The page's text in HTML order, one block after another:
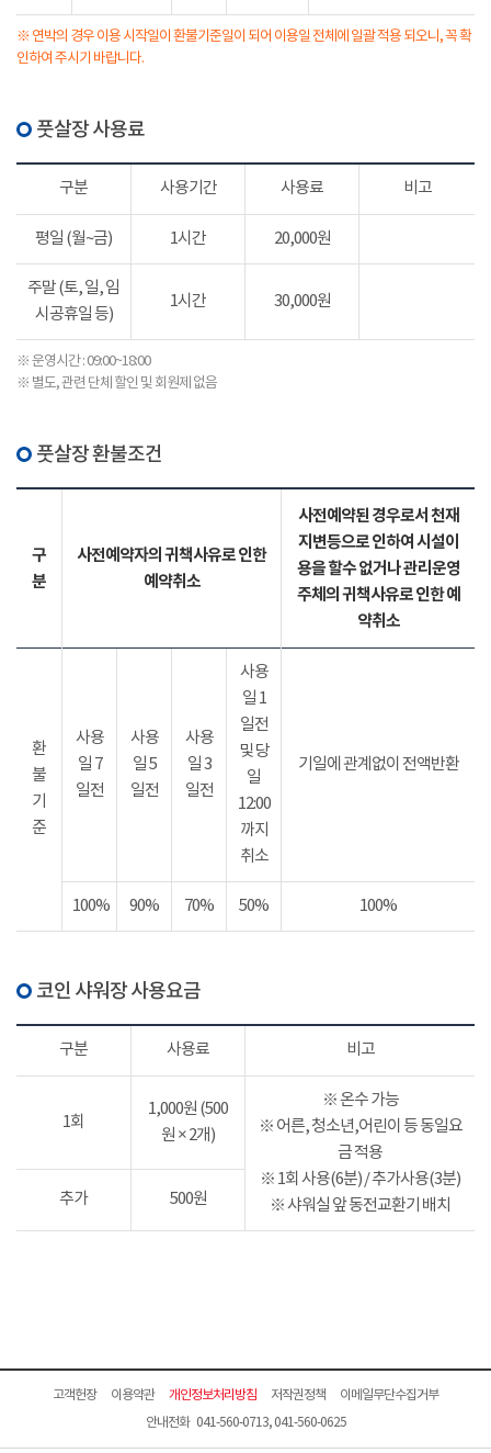
※ 연박의 경우 이용 시작일이 환불기준일이 되어 이용일 전체에 일괄 적용 되오니, 꼭 확
인하여 주시기 바랍니다.
풋살장 사용료
구분 사용기간 사용료 비고
평일 (월~금) 1시간 20,000원
주말 (토, 일, 임
시공휴일 등)
1시간 30,000원
※ 운영시간 : 09:00~18:00
※ 별도, 관련 단체 할인 및 회원제 없음
풋살장 환불조건
구
분
사전예약자의 귀책사유로 인한
예약취소
사전예약된 경우로서 천재
지변등으로 인하여 시설이
용을 할수 없거나 관리운영
주체의 귀책사유로 인한 예
약취소
환
불
기
준
사용
일 7
일전
사용
일 5
일전
사용
일 3
일전
사용
일 1
일전
및 당
일
12:00
까지
취소
기일에 관계없이 전액반환
100% 90% 70% 50% 100%
코인 샤워장 사용요금
구분 사용료 비고
1회
1,000원 (500
원 × 2개)
※ 온수 가능
※ 어른, 청소년,어린이 등 동일요
금 적용
※ 1회 사용(6분) / 추가사용(3분)
※ 샤워실 앞 동전교환기 배치
추가 500원
고객헌장 이용약관 개인정보처리방침 저작권정책
이메일무단수집거부
안내전화 041-560-0713, 041-560-0625